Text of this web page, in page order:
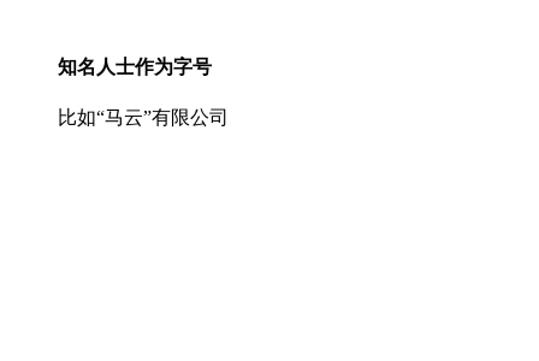
知名人士作为字号
比如“马云”有限公司